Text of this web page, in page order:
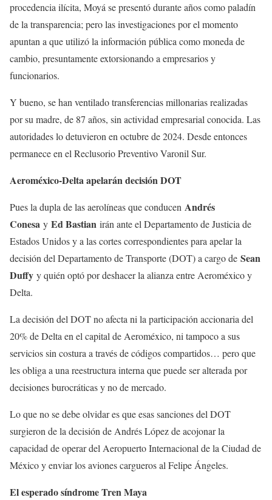
procedencia ilícita, Moyá se presentó durante años como paladín
de la transparencia; pero las investigaciones por el momento
apuntan a que utilizó la información pública como moneda de
cambio, presuntamente extorsionando a empresarios y
funcionarios.
Y bueno, se han ventilado transferencias millonarias realizadas
por su madre, de 87 años, sin actividad empresarial conocida. Las
autoridades lo detuvieron en octubre de 2024. Desde entonces
permanece en el Reclusorio Preventivo Varonil Sur.
Aeroméxico-Delta apelarán decisión DOT
Pues la dupla de las aerolíneas que conducen Andrés
Conesa y Ed Bastian irán ante el Departamento de Justicia de
Estados Unidos y a las cortes correspondientes para apelar la
decisión del Departamento de Transporte (DOT) a cargo de Sean
Duffy y quién optó por deshacer la alianza entre Aeroméxico y
Delta.
La decisión del DOT no afecta ni la participación accionaria del
20% de Delta en el capital de Aeroméxico, ni tampoco a sus
servicios sin costura a través de códigos compartidos… pero que
les obliga a una reestructura interna que puede ser alterada por
decisiones burocráticas y no de mercado.
Lo que no se debe olvidar es que esas sanciones del DOT
surgieron de la decisión de Andrés López de acojonar la
capacidad de operar del Aeropuerto Internacional de la Ciudad de
México y enviar los aviones cargueros al Felipe Ángeles.
El esperado síndrome Tren Maya